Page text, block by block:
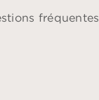
fréquentes